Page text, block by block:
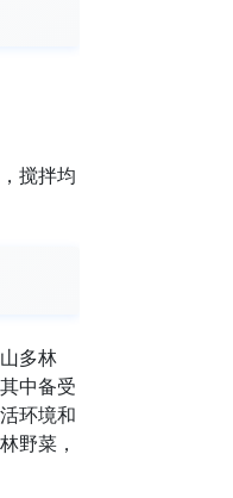
搅拌均
多林
中备受
环境和
野菜，